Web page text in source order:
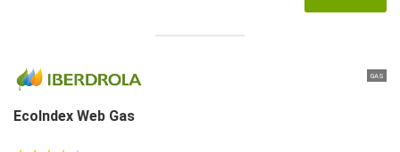
GAS
EcoIndex Web Gas